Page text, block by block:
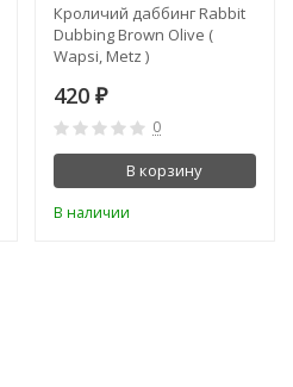
Кроличий даббинг Rabbit
Dubbing Brown Olive (
Wapsi, Metz )
420 ₽
0
В корзину
В наличии